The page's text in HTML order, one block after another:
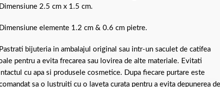
2.5 cm x 1.5 cm.
elemente 1.2 cm & 0.6 cm pietre.
bijuteria in ambalajul original sau intr-un saculet de catifea
pentru a evita frecarea sau lovirea de alte materiale. Evitati
cu apa si produsele cosmetice. Dupa fiecare purtare este
sa o lustruiti cu o laveta curata pentru a evita depunerea de